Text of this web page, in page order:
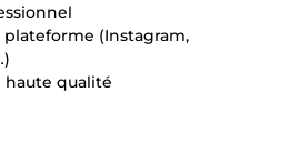
(Instagram,
haute qualité